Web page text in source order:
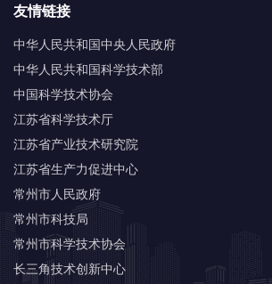
友情链接
中华人民共和国中央人民政府
中华人民共和国科学技术部
中国科学技术协会
江苏省科学技术厅
江苏省产业技术研究院
江苏省生产力促进中心
常州市人民政府
常州市科技局
常州市科学技术协会
长三角技术创新中心